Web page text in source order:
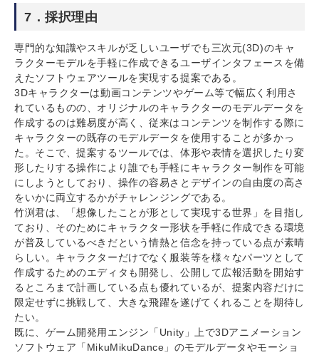
7．採択理由
専門的な知識やスキルが乏しいユーザでも三次元(3D)のキャ
ラクターモデルを手軽に作成できるユーザインタフェースを備
えたソフトウェアツールを実現する提案である。
3Dキャラクターは動画コンテンツやゲーム等で幅広く利用さ
れているものの、オリジナルのキャラクターのモデルデータを
作成するのは難易度が高く、従来はコンテンツを制作する際に
キャラクターの既存のモデルデータを使用することが多かっ
た。そこで、提案するツールでは、体形や表情を選択したり変
形したりする操作により誰でも手軽にキャラクター制作を可能
にしようとしており、操作の容易さとデザインの自由度の高さ
をいかに両立するかがチャレンジングである。
竹渕君は、「想像したことが形として実現する世界」を目指し
ており、そのためにキャラクター形状を手軽に作成できる環境
が普及しているべきだという情熱と信念を持っている点が素晴
らしい。キャラクターだけでなく服装等を様々なパーツとして
作成するためのエディタも開発し、公開して広報活動を開始す
るところまで計画している点も優れているが、提案内容だけに
限定せずに挑戦して、大きな飛躍を遂げてくれることを期待し
たい。
既に、ゲーム開発用エンジン「Unity」上で3Dアニメーション
ソフトウェア「MikuMikuDance」のモデルデータやモーショ